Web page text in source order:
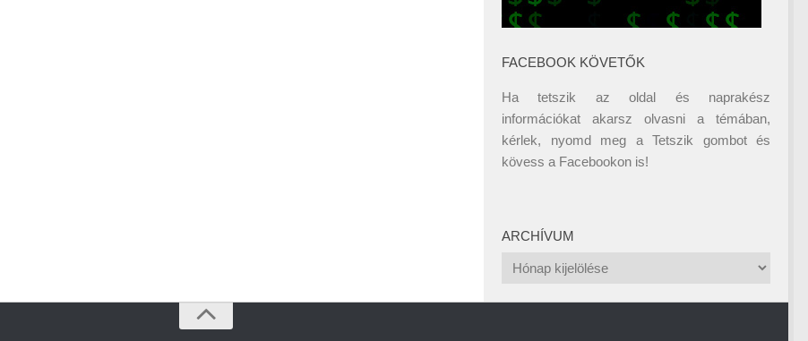
FACEBOOK KÖVETŐK
Ha tetszik az oldal és naprakész
információkat akarsz olvasni a témában,
kérlek, nyomd meg a Tetszik gombot és
kövess a Facebookon is!
ARCHÍVUM
Archívum